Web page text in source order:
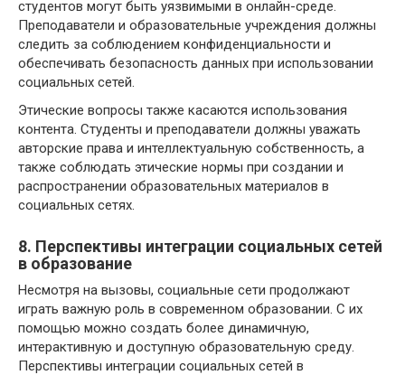
студентов могут быть уязвимыми в онлайн-среде.
Преподаватели и образовательные учреждения должны
следить за соблюдением конфиденциальности и
обеспечивать безопасность данных при использовании
социальных сетей.
Этические вопросы также касаются использования
контента. Студенты и преподаватели должны уважать
авторские права и интеллектуальную собственность, а
также соблюдать этические нормы при создании и
распространении образовательных материалов в
социальных сетях.
8. Перспективы интеграции социальных сетей
в образование
Несмотря на вызовы, социальные сети продолжают
играть важную роль в современном образовании. С их
помощью можно создать более динамичную,
интерактивную и доступную образовательную среду.
Перспективы интеграции социальных сетей в